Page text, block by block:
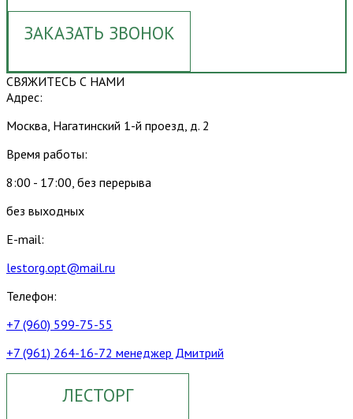
ЗАКАЗАТЬ ЗВОНОК
СВЯЖИТЕСЬ С НАМИ
Адрес:
Москва, Нагатинский 1-й проезд, д. 2
Время работы:
8:00 - 17:00, без перерыва
без выходных
E-mail:
lestorg.opt@mail.ru
Телефон:
+7 (960) 599-75-55
+7 (961) 264-16-72 менеджер Дмитрий
ЛЕСТОРГ